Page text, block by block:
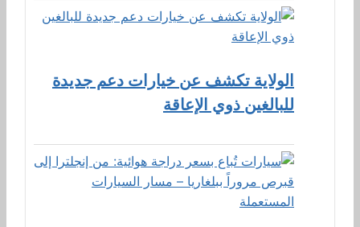
الولاية تكشف عن خيارات دعم جديدة
للبالغين ذوي الإعاقة